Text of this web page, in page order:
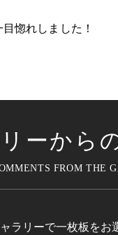
惚れしました！
ーから
ラリーで一枚板を